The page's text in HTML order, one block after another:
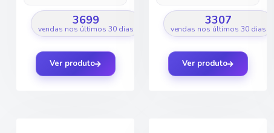
3699
vendas nos últimos 30 dias
Ver produto
3307
vendas nos últimos 30 dias
Ver produto